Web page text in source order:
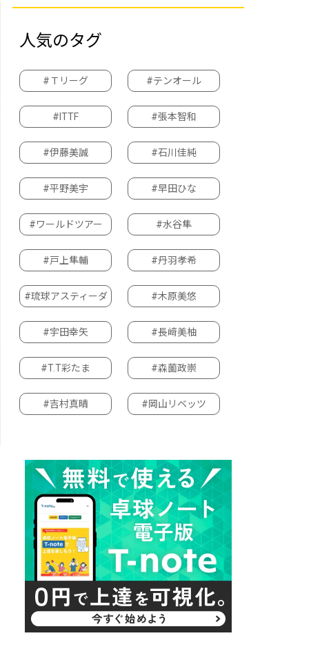
人気のタグ
#Ｔリーグ #テンオール
#ITTF #張本智和
#伊藤美誠 #石川佳純
#平野美宇 #早田ひな
#ワールドツアー #水谷隼
#戸上隼輔 #丹羽孝希
#琉球アスティーダ #木原美悠
#宇田幸矢 #長﨑美柚
#T.T彩たま #森薗政崇
#吉村真晴 #岡山リベッツ